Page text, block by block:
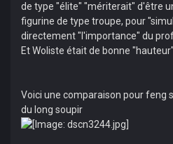
de type "élite" "mériterait" d'être
figurine de type troupe, pour
directement "l'importance" du
Et Woliste était de bonne "hauteur".
Voici une comparaison pour feng
du long soupir